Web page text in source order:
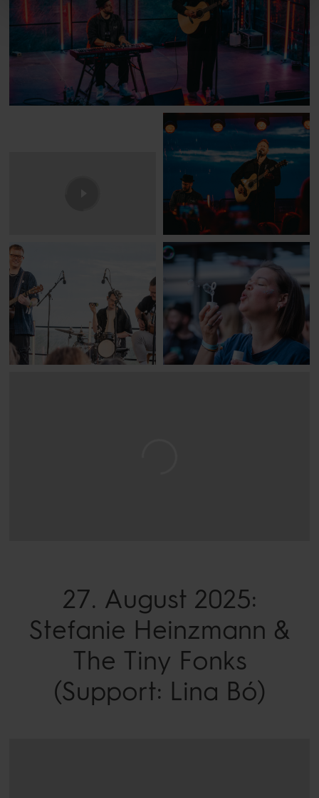
27. August 2025:
Stefanie Heinzmann &
The Tiny Fonks
(Support: Lina Bó)